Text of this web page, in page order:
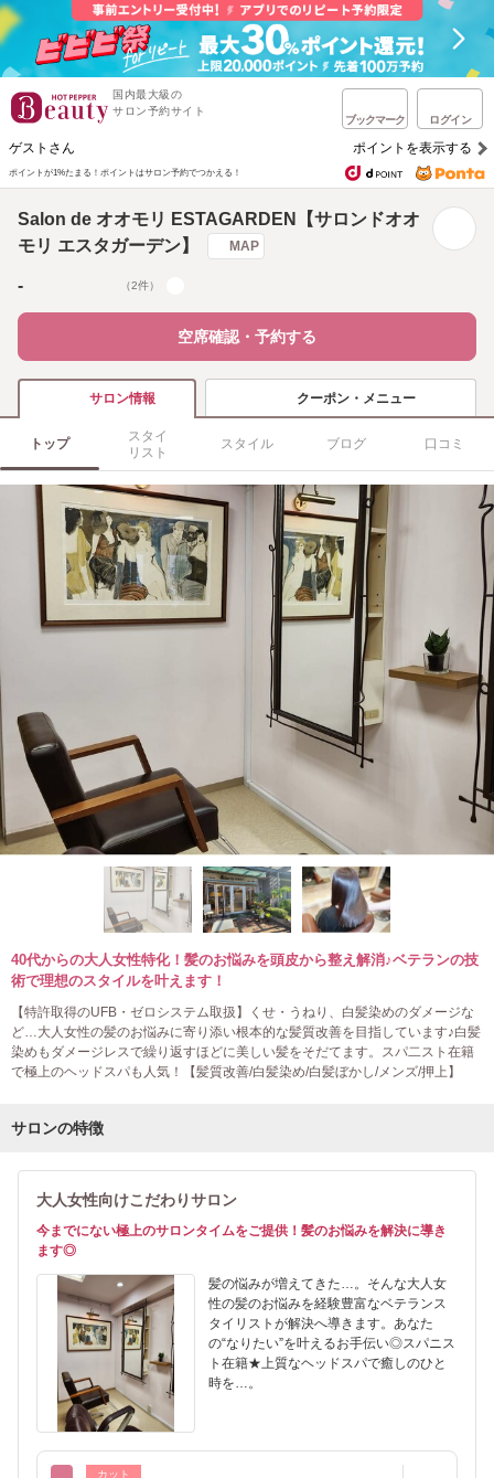
国内最大級の
サロン予約サイト
ブックマーク ログイン
ゲストさん ポイントを表示する
ポイントが1%たまる！ ポイントはサロン予約でつかえる！
Salon de オオモリ ESTAGARDEN【サロンドオオ
モリ エスタガーデン】
MAP
- （2件）
空席確認・予約する
サロン情報 クーポン・メニュー
トップ
スタイ
リスト
スタイル ブログ 口コミ
40代からの大人女性特化！髪のお悩みを頭皮から整え解消♪ベテランの技
術で理想のスタイルを叶えます！
【特許取得のUFB・ゼロシステム取扱】くせ・うねり、白髪染めのダメージな
ど…大人女性の髪のお悩みに寄り添い根本的な髪質改善を目指しています♪白髪
染めもダメージレスで繰り返すほどに美しい髪をそだてます。スパ二スト在籍
で極上のヘッドスパも人気！【髪質改善/白髪染め/白髪ぼかし/メンズ/押上】
サロンの特徴
大人女性向けこだわりサロン
今までにない極上のサロンタイムをご提供！髪のお悩みを解決に導き
ます◎
髪の悩みが増えてきた…。そんな大人女
性の髪のお悩みを経験豊富なベテランス
タイリストが解決へ導きます。あなた
の“なりたい”を叶えるお手伝い◎スパニス
ト在籍★上質なヘッドスパで癒しのひと
時を…。
カット